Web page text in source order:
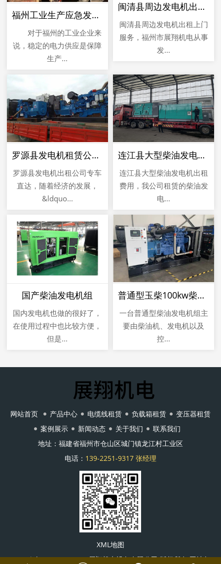
福州工业生产应急发电车租赁
对于福州的工业企业来
说，稳定的电力供应是保障
生产...
闽清县周边发电机出租上门服务
闽清县周边发电机出租上门
服务，福州市展翔机电从事
发...
罗源县发电机租赁公司专车直达
罗源县发电机出租公司专车
直达，随着经济的发展，
&ldquo...
连江县大型柴油发电机出租费用
连江县大型柴油发电机出租
费用，我公司租赁的柴油发
电...
国产柴油发电机组
国内发电机也做的很好了，
在使用过程中也比较方便，
但是...
普通型玉柴100kw柴油发电机组
一台普通型柴油发电机组主
要由柴油机、发电机以及
控...
网站首页 产品中心 电缆线租赁 负载箱租赁
变压器租赁
案例展示
新闻动态 关于我们
联系我们
地址：福建省福州市仓山区城门镇龙江村工业区
电话： 139-2251-9317 张经理
XML地图
Copyright © 1996-2021 展翔机电设备有限公司 版权所有 网站备